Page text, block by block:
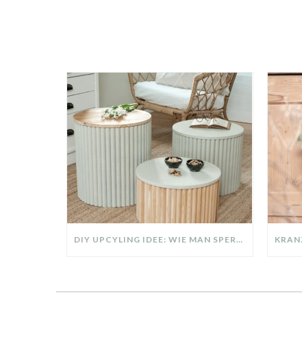
DIY UPCYLING IDEE: WIE MAN SPERRMÜLL IN EIN DESIGNER TEIL VERWANDELT